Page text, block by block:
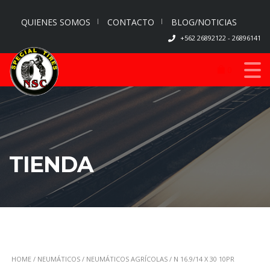
QUIENES SOMOS CONTACTO BLOG/NOTICIAS
+562 26892122 - 26896141
TIENDA
HOME / NEUMÁTICOS / NEUMÁTICOS AGRÍCOLAS / N 16.9/14 X 30 10PR